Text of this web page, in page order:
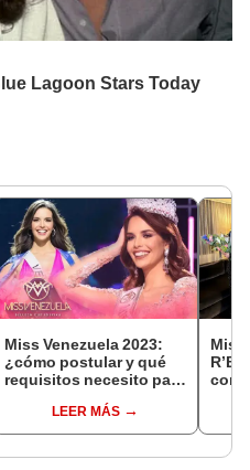
Miss Venezuela 2023:
¿cómo postular y qué
requisitos necesito para
certamen de belleza?
LEER MÁS
Miss